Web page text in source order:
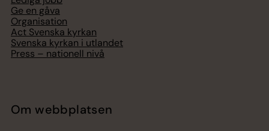
Ge en gåva
Organisation
Act Svenska kyrkan
Svenska kyrkan i utlandet
Press – nationell nivå
Om webbplatsen